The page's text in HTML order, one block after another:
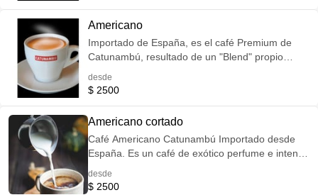
Americano
Importado de España, es el café Premium de
Catunambú, resultado de un "Blend" propio
Guatemala Volcán de Oro, Costa Rica Tarrazú,
desde
$ 2500
Americano cortado
Café Americano Catunambú Importado desde
España. Es un café de exótico perfume e intenso
desde
$ 2500